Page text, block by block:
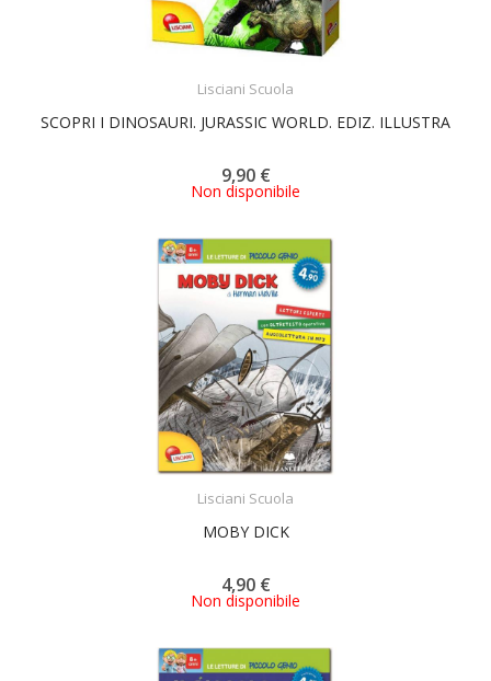
Lisciani Scuola
SCOPRI I DINOSAURI. JURASSIC WORLD. EDIZ. ILLUSTRA
9,90 €
Non disponibile
Lisciani Scuola
MOBY DICK
4,90 €
Non disponibile